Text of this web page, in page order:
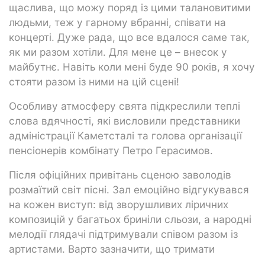
щаслива, що можу поряд із цими талановитими
людьми, теж у гарному вбранні, співати на
концерті. Дуже рада, що все вдалося саме так,
як ми разом хотіли. Для мене це – внесок у
майбутнє. Навіть коли мені буде 90 років, я хочу
стояти разом із ними на цій сцені!
Особливу атмосферу свята підкреслили теплі
слова вдячності, які висловили представники
адміністрації Каметсталі та голова організації
пенсіонерів комбінату Петро Герасимов.
Після офіційних привітань сценою заволодів
розмаїтий світ пісні. Зал емоційно відгукувався
на кожен виступ: від зворушливих ліричних
композицій у багатьох бриніли сльози, а народні
мелодії глядачі підтримували співом разом із
артистами. Варто зазначити, що тримати